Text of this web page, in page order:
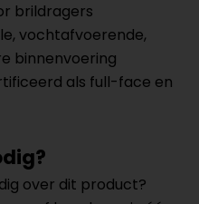
brildragers
vochtafvoerende,
binnenvoering
als full-face en
over dit product?